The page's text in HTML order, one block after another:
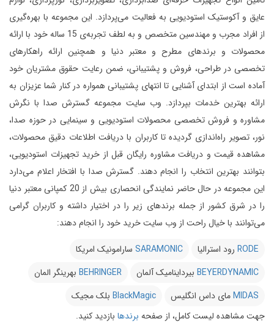
عایق و آکوستیک استودیویی به فعالیت می‌پردازد. این مجموعه با بهره‌گیری
از افراد مجرب و مهندسین متخصص و به لطف تجربه‌ی 15 ساله خود با ارائه
محصولات و برندهای مطرح و معتبر دنیا و همچنین ارائه راهکارهای
تخصصی در طراحی، فروش و پشتیبانی، ضمن رعایت حقوق مشتریان خود
آماده است از ابتدای آشنایی تا انتهای پشتیبانی همواره در کنار شما عزیزان به
ارائه بهترین خدمات بپردازد. وب سایت مجموعه گسترش صدا با نگرش
مشاوره و فروش تخصصی محصولات استودیویی و سینمایی در حوزه صدا،
نور، تصویر راه‌اندازی گردیده تا کاربران با دریافت اطلاعات دقیق محصولات،
مشاهده قیمت و دریافت مشاوره رایگان قبل از خرید تجهیزات استودیویی،
بتوانند بهترین انتخاب را انجام دهند. گسترش صدا با افتخار اعلام می‌دارد
این مجموعه در حال حاضر نمایندگی انحصاری بیش از 20 کمپانی معتبر دنیا
را در شرق کشور از جمله برندهای زیر را در اختیار داشته و کاربران گرامی
می‌توانند با خیال راحت از وب سایت خرید خود را انجام دهند:
RODE رود استرالیا SARAMONIC سارامونیک امریکا
BEYERDYNAMIC بیرداینامیک آلمان BEHRINGER بهرینگر المان
MIDASمای داس انگلیس BlackMagic بلک مجیک
جهت مشاهده لیست کامل، از صفحه برندها بازدید کنید.